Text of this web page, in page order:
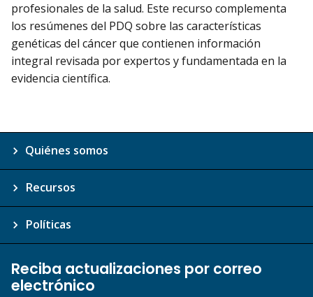
profesionales de la salud. Este recurso complementa
los resúmenes del PDQ sobre las características
genéticas del cáncer que contienen información
integral revisada por expertos y fundamentada en la
evidencia científica.
Quiénes somos
Recursos
Políticas
Reciba actualizaciones por correo
electrónico